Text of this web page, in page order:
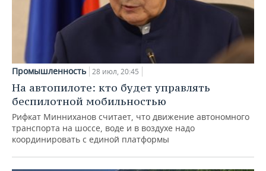
Промышленность 28 июл, 20:45
На автопилоте: кто будет управлять
беспилотной мобильностью
Рифкат Минниханов считает, что движение автономного
транспорта на шоссе, воде и в воздухе надо
координировать с единой платформы